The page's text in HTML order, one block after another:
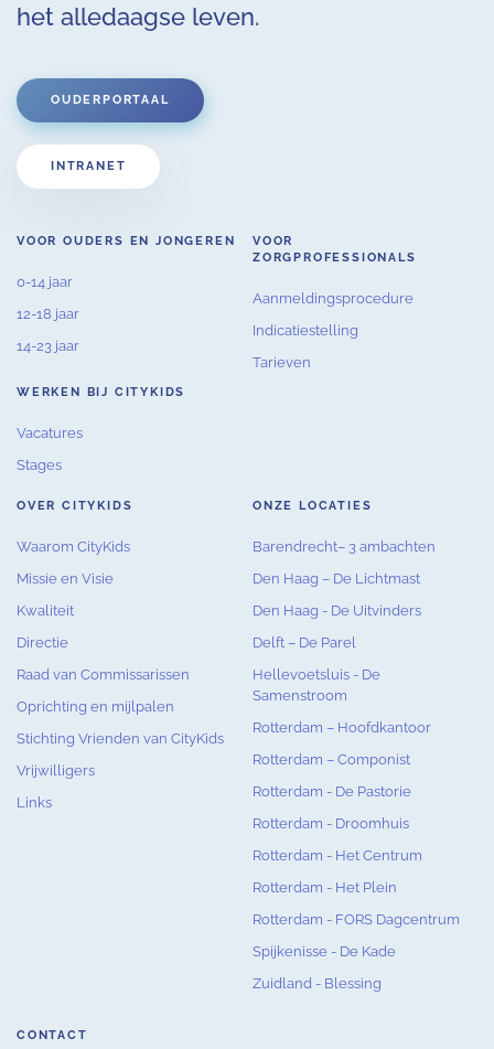
het alledaagse leven.
OUDERPORTAAL
INTRANET
VOOR OUDERS EN JONGEREN
0-14 jaar
12-18 jaar
14-23 jaar
VOOR
ZORGPROFESSIONALS
Aanmeldingsprocedure
Indicatiestelling
Tarieven
WERKEN BIJ CITYKIDS
Vacatures
Stages
OVER CITYKIDS
Waarom CityKids
Missie en Visie
Kwaliteit
Directie
Raad van Commissarissen
Oprichting en mijlpalen
Stichting Vrienden van CityKids
Vrijwilligers
Links
ONZE LOCATIES
Barendrecht– 3 ambachten
Den Haag – De Lichtmast
Den Haag - De Uitvinders
Delft – De Parel
Hellevoetsluis - De
Samenstroom
Rotterdam – Hoofdkantoor
Rotterdam – Componist
Rotterdam - De Pastorie
Rotterdam - Droomhuis
Rotterdam - Het Centrum
Rotterdam - Het Plein
Rotterdam - FORS Dagcentrum
Spijkenisse - De Kade
Zuidland - Blessing
CONTACT